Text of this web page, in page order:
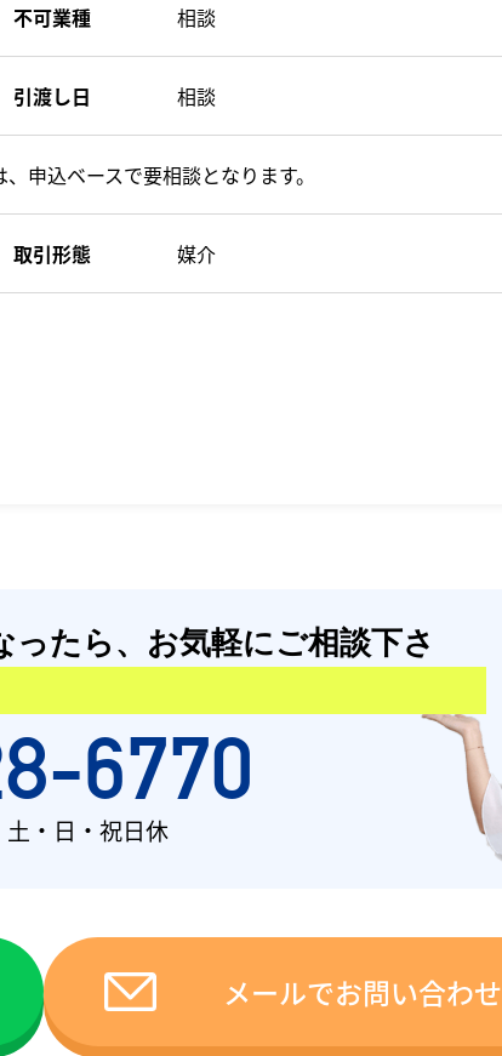
不可業種 相談
引渡し日 相談
申込ベースで要相談となります。
取引形態 媒介
たら、 お気軽にご相談下さ
6770
・日・祝日休
メールでお問い合わせ